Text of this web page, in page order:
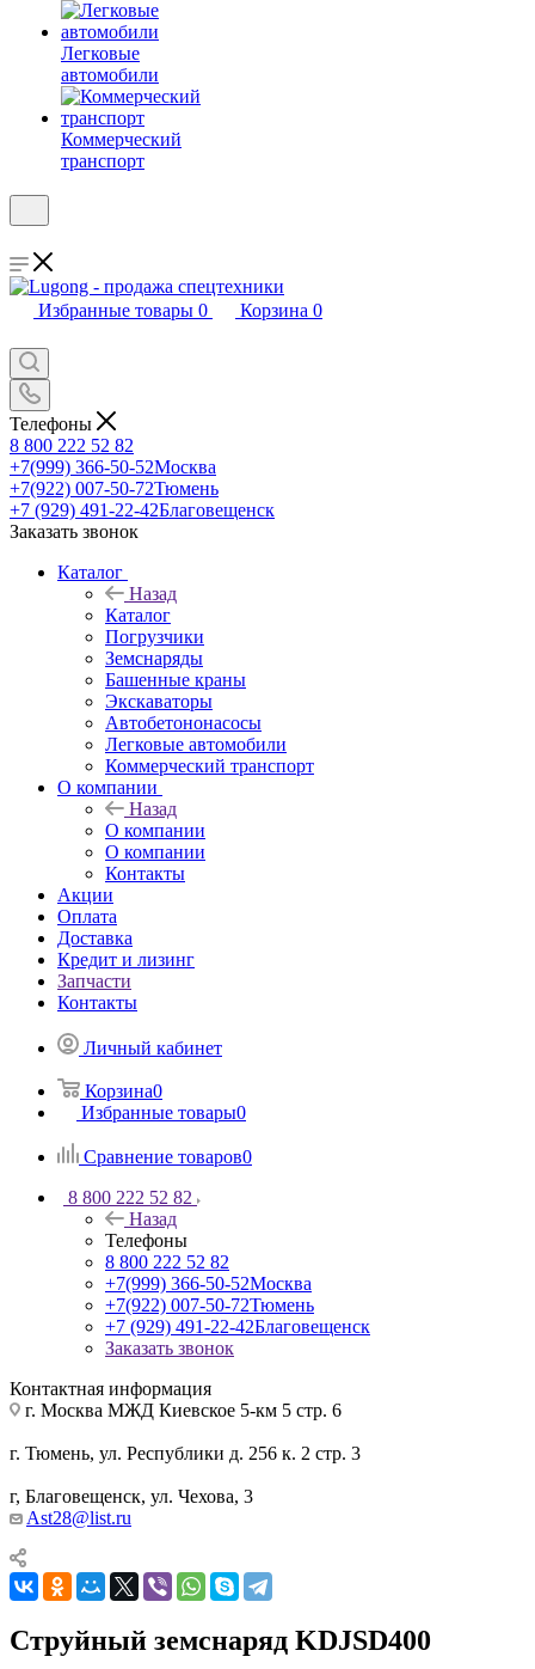
Легковые
автомобили
Коммерческий
транспорт
Избранные товары 0 Корзина 0
Телефоны
8 800 222 52 82
+7(999) 366-50-52Москва
+7(922) 007-50-72Тюмень
+7 (929) 491-22-42Благовещенск
Заказать звонок
Каталог
Назад
Каталог
Погрузчики
Земснаряды
Башенные краны
Экскаваторы
Автобетононасосы
Легковые автомобили
Коммерческий транспорт
О компании
Назад
О компании
О компании
Контакты
Акции
Оплата
Доставка
Кредит и лизинг
Запчасти
Контакты
Личный кабинет
Корзина0
Избранные товары0
Сравнение товаров0
8 800 222 52 82
Назад
Телефоны
8 800 222 52 82
+7(999) 366-50-52Москва
+7(922) 007-50-72Тюмень
+7 (929) 491-22-42Благовещенск
Заказать звонок
Контактная информация
г. Москва МЖД Киевское 5-км 5 стр. 6
г. Тюмень, ул. Республики д. 256 к. 2 стр. 3
г, Благовещенск, ул. Чехова, 3
Ast28@list.ru
Струйный земснаряд KDJSD400